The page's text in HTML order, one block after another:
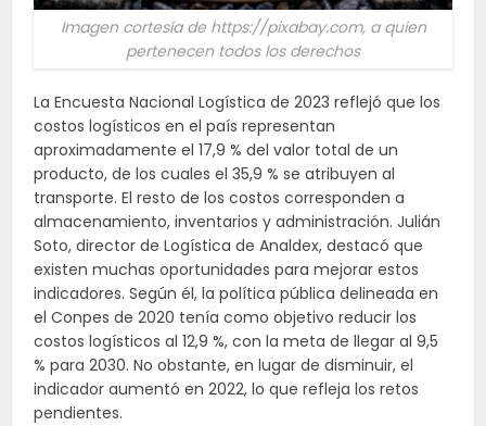
Imagen cortesía de https://pixabay.com, a quien
pertenecen todos los derechos
La Encuesta Nacional Logística de 2023 reflejó que los
costos logísticos en el país representan
aproximadamente el 17,9 % del valor total de un
producto, de los cuales el 35,9 % se atribuyen al
transporte. El resto de los costos corresponden a
almacenamiento, inventarios y administración. Julián
Soto, director de Logística de Analdex, destacó que
existen muchas oportunidades para mejorar estos
indicadores. Según él, la política pública delineada en
el Conpes de 2020 tenía como objetivo reducir los
costos logísticos al 12,9 %, con la meta de llegar al 9,5
% para 2030. No obstante, en lugar de disminuir, el
indicador aumentó en 2022, lo que refleja los retos
pendientes.